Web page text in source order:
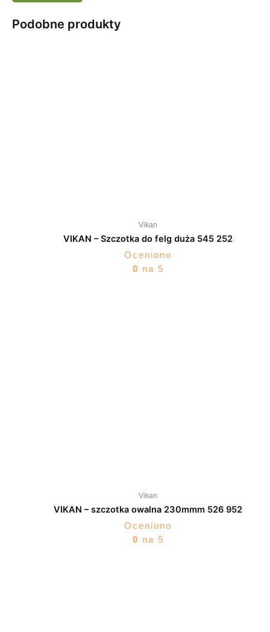
Podobne produkty
Vikan
VIKAN – Szczotka do felg duża 545 252
Oceniono
0 na 5
Vikan
VIKAN – szczotka owalna 230mmm 526 952
Oceniono
0 na 5